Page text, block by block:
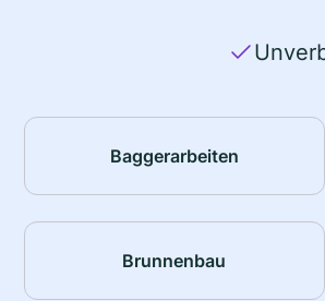
Baggerarbeiten
Brunnenbau